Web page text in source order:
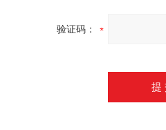
验证码：